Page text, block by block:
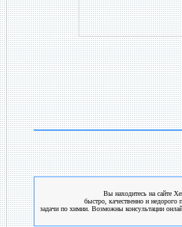
Вы находитесь на сайте
быстро, качественно и недорого
задачи по химии. Возможны консультации